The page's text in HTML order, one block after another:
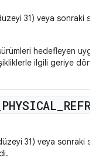
31) veya sonraki
hedefleyen
ilgili geriye
PHYSICAL
31) veya sonraki